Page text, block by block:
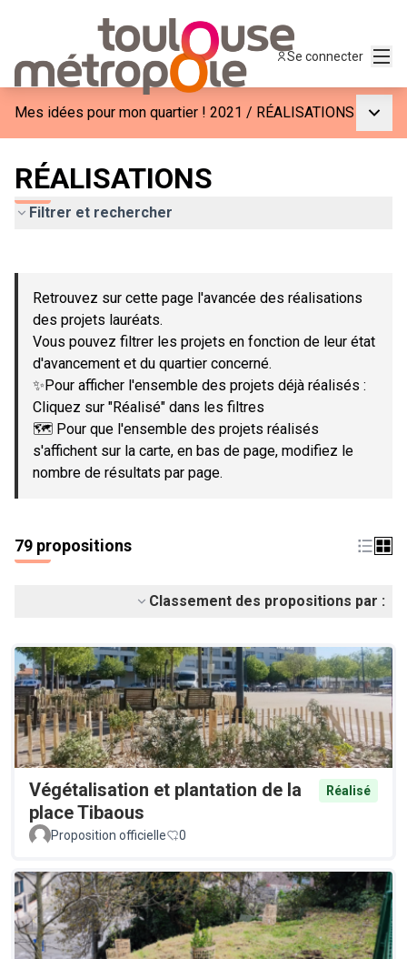
Se connecter
Mes idées pour mon quartier ! 2021 / RÉALISATIONS
RÉALISATIONS
Filtrer et rechercher
−
Retrouvez sur cette page l'avancée des réalisations
des projets lauréats.
Vous pouvez filtrer les projets en fonction de leur état
d'avancement et du quartier concerné.
✨Pour afficher l'ensemble des projets déjà réalisés :
Cliquez sur "Réalisé" dans les filtres
🗺️ Pour que l'ensemble des projets réalisés
s'affichent sur la carte, en bas de page, modifiez le
nombre de résultats par page.
79 propositions
Classement des propositions par :
Végétalisation et plantation de la
place Tibaous
Réalisé
Proposition officielle 0